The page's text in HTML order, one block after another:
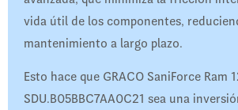
vida útil de los componentes,
mantenimiento a largo plazo.
Esto hace que GRACO SaniForce Ram
SDU.B05BBC7AA0C21 sea una